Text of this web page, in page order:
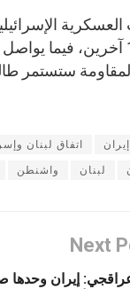
مارس عن مقتل 4246 شخصًا وإصابة 12190
ستستمر
إيران اتفاق لبنان
لبنان واشنطن
Next
إيران وحدها